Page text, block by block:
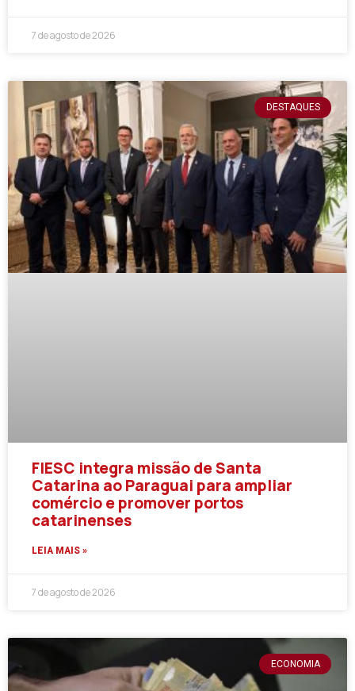
7 de agosto de 2026
DESTAQUES
FIESC integra missão de Santa
Catarina ao Paraguai para ampliar
comércio e promover portos
catarinenses
LEIA MAIS »
7 de agosto de 2026
ECONOMIA